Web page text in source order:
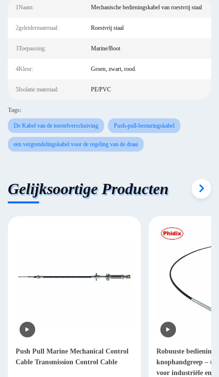
1Naam: Mechanische bedieningskabel van roestvrij staal
2geleidermateriaal: Roestvrij staal
3Toepassing: Marine/Boot
4Kleur: Groen, zwart, rood.
5Isolatie materiaal: PE/PVC
Tags:
De Kabel van de toestelverschuiving Push-pull-besturingskabel
een vergrendelingskabel voor de regeling van de draai
Gelijksoortige Producten
Push Pull Marine Mechanical Control
Cable Transmission Control Cable
Robuuste
knophandgreep –
voor industriële en